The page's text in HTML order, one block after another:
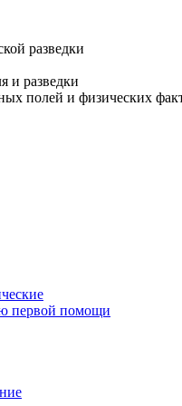
разведки
и разведки
полей и физических
первой помощи